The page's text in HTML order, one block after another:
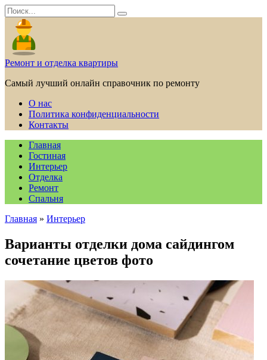
Перейти
к
содержанию
Search
for:
Ремонт и отделка квартиры
Самый лучший онлайн справочник по ремонту
О нас
Политика конфиденциальности
Контакты
Главная
Гостиная
Интерьер
Отделка
Ремонт
Спальня
Главная » Интерьер
Варианты отделки дома сайдингом
сочетание цветов фото